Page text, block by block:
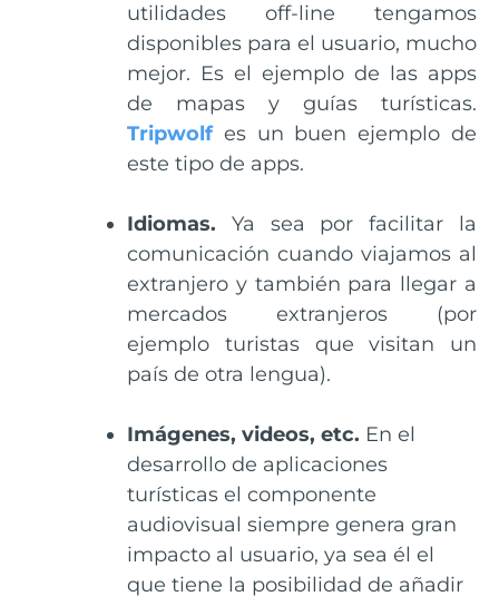
utilidades off-line tengamos
disponibles para el usuario, mucho
mejor. Es el ejemplo de las apps
de mapas y guías turísticas.
Tripwolfes un buen ejemplo de
este tipo de apps.
Idiomas. Ya sea por facilitar la
comunicación cuando viajamos al
extranjero y también para llegar a
mercados extranjeros (por
ejemplo turistas que visitan un
país de otra lengua).
Imágenes, videos, etc. En el
desarrollo de aplicaciones
turísticas el componente
audiovisual siempre genera gran
impacto al usuario, ya sea él el
que tiene la posibilidad de añadir